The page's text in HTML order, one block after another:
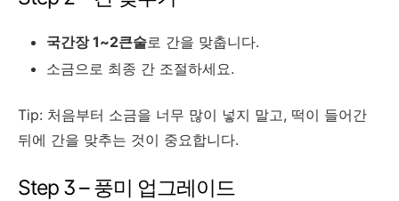
국간장 1~2큰술로 간을 맞춥니다.
소금으로 최종 간 조절하세요.
Tip: 처음부터 소금을 너무 많이 넣지 말고, 떡이 들어간
뒤에 간을 맞추는 것이 중요합니다.
Step 3 – 풍미 업그레이드